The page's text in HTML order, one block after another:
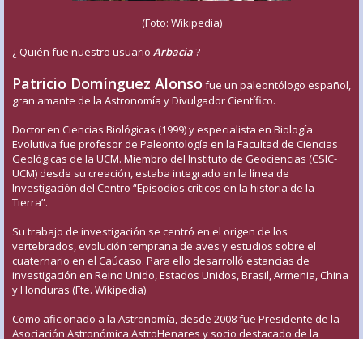
(Foto: Wikipedia)
¿ Quién fue nuestro usuario Arbacia?
Patricio Domínguez Alonso fue un paleontólogo español,
gran amante de la Astronomía y Divulgador Científico.
Doctor en Ciencias Biológicas (1999) y especialista en Biología
Evolutiva fue profesor de Paleontología en la Facultad de Ciencias
Geológicas de la UCM. Miembro del Instituto de Geociencias (CSIC-
UCM) desde su creación, estaba integrado en la línea de
Investigación del Centro “Episodios críticos en la historia de la
Tierra”.
Su trabajo de investigación se centró en el origen de los
vertebrados, evolución temprana de aves y estudios sobre el
cuaternario en el Caúcaso. Para ello desarrolló estancias de
investigación en Reino Unido, Estados Unidos, Brasil, Armenia, China
y Honduras (Fte. Wikipedia)
Como aficionado a la Astronomía, desde 2008 fue Presidente de la
Asociación Astronómica AstroHenares y socio destacado de la